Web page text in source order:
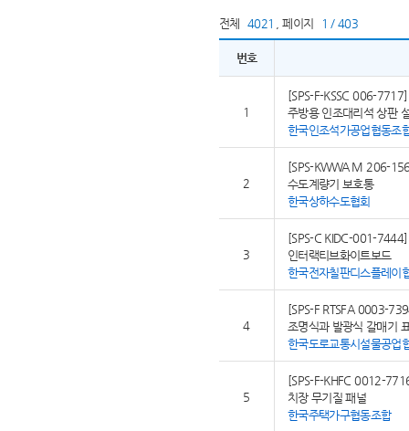
전체 4021 페이지 1 / 403
번호
1
[SPS-F-KSSC 006-7717]
주방용 인조대리석 상판
한국인조석가공업협동조
2
[SPS-KWWA M 206-
수도계량기 보호통
한국상하수도협회
3
[SPS-C KIDC-001-7444]
인터랙티브화이트보드
한국전자칠판디스플레이
4
[SPS-F RTSFA 0003-
조명식과 발광식 갈매기
한국도로교통시설물공업
5
[SPS-F-KHFC 0012-
치장 무기질 패널
한국주택가구협동조합